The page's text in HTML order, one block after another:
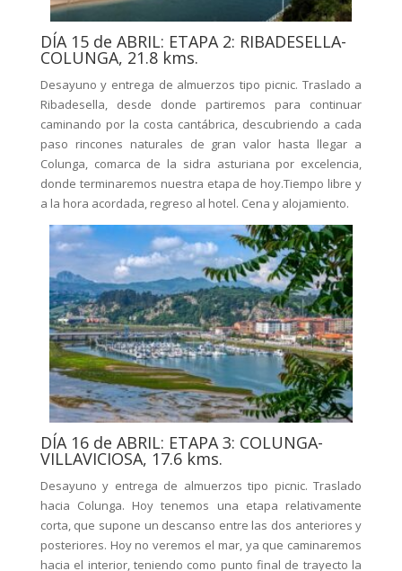
DÍA 15 de ABRIL: ETAPA 2: RIBADESELLA-
COLUNGA, 21.8 kms.
Desayuno y entrega de almuerzos tipo picnic. Traslado a
Ribadesella, desde donde partiremos para continuar
caminando por la costa cantábrica, descubriendo a cada
paso rincones naturales de gran valor hasta llegar a
Colunga, comarca de la sidra asturiana por excelencia,
donde terminaremos nuestra etapa de hoy.Tiempo libre y
a la hora acordada, regreso al hotel. Cena y alojamiento.
DÍA 16 de ABRIL: ETAPA 3: COLUNGA-
VILLAVICIOSA, 17.6 kms.
Desayuno y entrega de almuerzos tipo picnic. Traslado
hacia Colunga. Hoy tenemos una etapa relativamente
corta, que supone un descanso entre las dos anteriores y
posteriores. Hoy no veremos el mar, ya que caminaremos
hacia el interior, teniendo como punto final de trayecto la